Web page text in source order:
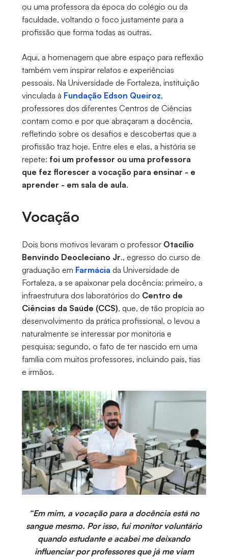
ou uma professora da época do colégio ou da
faculdade, voltando o foco justamente para a
profissão que forma todas as outras.
Aqui, a homenagem que abre espaço para reflexão
também vem inspirar relatos e experiências
pessoais. Na Universidade de Fortaleza, instituição
vinculada à Fundação Edson Queiroz,
professores dos diferentes Centros de Ciências
contam como e por que abraçaram a docência,
refletindo sobre os desafios e descobertas que a
profissão traz hoje. Entre eles e elas, a história se
repete: foi um professor ou uma professora
que fez florescer a vocação para ensinar - e
aprender - em sala de aula.
Vocação
Dois bons motivos levaram o professor Otacílio
Benvindo Deocleciano Jr., egresso do curso de
graduação em Farmácia da Universidade de
Fortaleza, a se apaixonar pela docência: primeiro, a
infraestrutura dos laboratórios do Centro de
Ciências da Saúde (CCS), que, de tão propícia ao
desenvolvimento da prática profissional, o levou a
naturalmente se interessar por monitoria e
pesquisa; segundo, o fato de ter nascido em uma
família com muitos professores, incluindo pais, tias
e irmãos.
“Em mim, a vocação para a docência está no
sangue mesmo. Por isso, fui monitor voluntário
quando estudante e acabei me deixando
influenciar por professores que já me viam